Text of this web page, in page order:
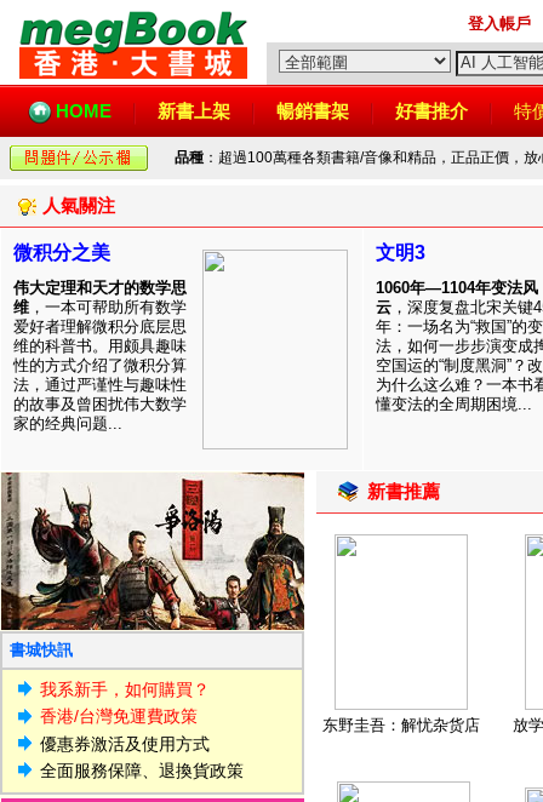
登入帳戶
HOME 新書上架 暢銷書架 好書推介 特
品種 ：超過100萬種各類書籍/音像和精品，正品正價，
人氣關注
微积分之美
伟大定理和天才的数学思
维 ，一本可帮助所有数学
爱好者理解微积分底层思
维的科普书。用颇具趣味
性的方式介绍了微积分算
法，通过严谨性与趣味性
的故事及曾困扰伟大数学
家的经典问题...
文明3
1060年—1104年变法风
云 ，深度复盘北宋关键
年：一场名为“救国”的变
法，如何一步步演变成
空国运的“制度黑洞”？
为什么这么难？一本书
懂变法的全周期困境...
書城快訊
我系新手，如何購買？
香港/台灣免運費政策
優惠券激活及使用方式
全面服務保障、退換貨政策
新書推薦
东野圭吾：解忧杂货店 放